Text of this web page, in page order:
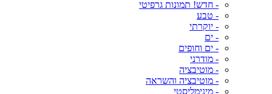
- חדש! תמונות גרפיטי
- טבע
- יוקרתי
- ים
- ים וחופים
- מודרני
- מוטיבציה
- מוטיבציה והשראה
- מינימליסטי